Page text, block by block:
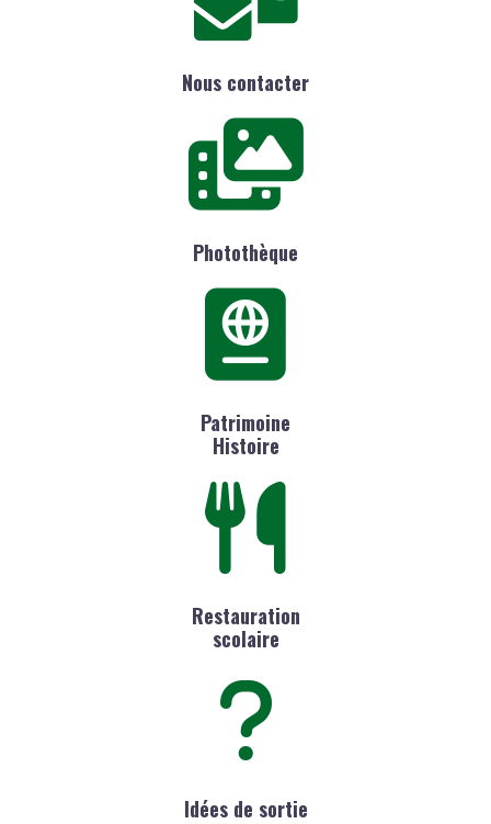
Nous contacter
Photothèque
Patrimoine
Histoire
Restauration
scolaire
Idées de sortie